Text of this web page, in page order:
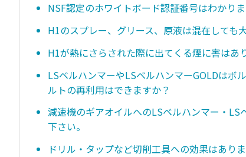
NSF認定のホワイトボード認証番号はわかり
H1のスプレー、グリース、原液は混在しても
H1が熱にさらされた際に出てくる煙に害はあ
LSベルハンマーやLSベルハンマーGOLDはボ
ルトの再利用はできますか？
減速機のギアオイルへのLSベルハンマー・LS
下さい。
ドリル・タップなど切削工具への効果はあり